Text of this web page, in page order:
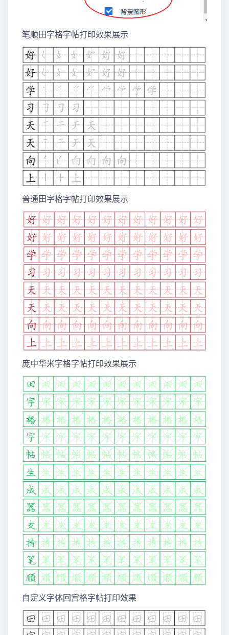
笔顺田字格字帖打印效果展示
普通田字格字帖打印效果展示
庞中华米字格字帖打印效果展示
自定义字体回宫格字帖打印效果